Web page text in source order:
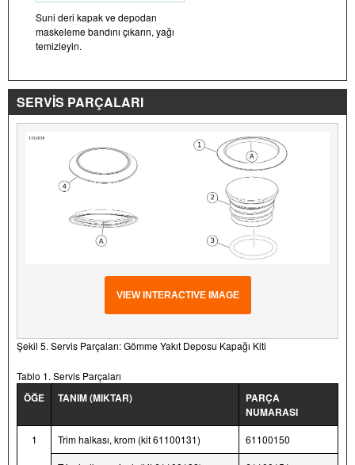
Suni deri kapak ve depodan
maskeleme bandını çıkarın, yağı
temizleyin.
SERVİS PARÇALARI
VIEW INTERACTIVE IMAGE
Şekil 5. Servis Parçaları: Gömme Yakıt Deposu Kapağı Kiti
Tablo 1. Servis Parçaları
ÖĞE TANIM (MIKTAR)
PARÇA
NUMARASI
1 Trim halkası, krom (kit 61100131) 61100150